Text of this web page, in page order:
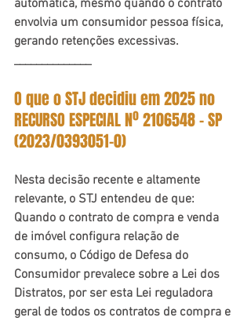
automática, mesmo quando o contrato
envolvia um consumidor pessoa física,
gerando retenções excessivas.
______________
O que o STJ decidiu em 2025 no
RECURSO ESPECIAL Nº 2106548 - SP
(2023/0393051-0)
Nesta decisão recente e altamente
relevante, o STJ entendeu de que:
Quando o contrato de compra e venda
de imóvel configura relação de
consumo, o Código de Defesa do
Consumidor prevalece sobre a Lei dos
Distratos, por ser esta Lei reguladora
geral de todos os contratos de compra e